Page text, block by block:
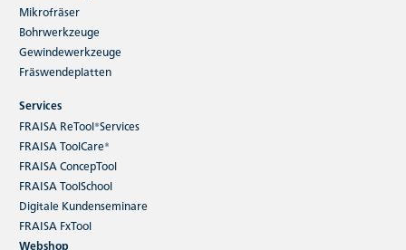
Mikrofräser
Bohrwerkzeuge
Gewindewerkzeuge
Fräswendeplatten
Services
FRAISA ReTool®Services
FRAISA ToolCare®
FRAISA ConcepTool
FRAISA ToolSchool
Digitale Kundenseminare
FRAISA FxTool
Webshop